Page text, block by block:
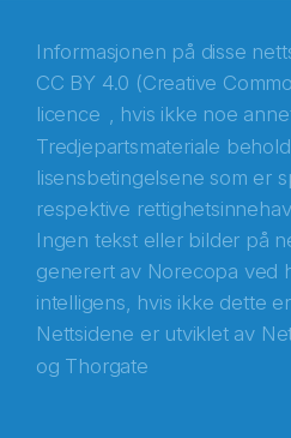
Informasjonen på disse
CC BY 4.0 (Creative
licence , hvis ikke noe
Tredjepartsmateriale
lisensbetingelsene som er
respektive
Ingen tekst eller bilder på
generert av Norecopa ved
intelligens, hvis ikke dette
Nettsidene er utviklet av
og Thorgate
Abonnér på
E-post*
Recaptcha